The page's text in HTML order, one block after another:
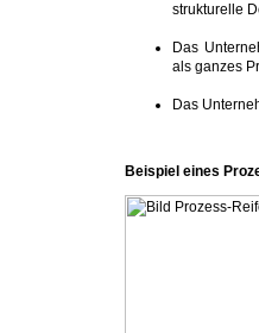
strukturelle
Das
als ganzes
Das
Beispiel eines